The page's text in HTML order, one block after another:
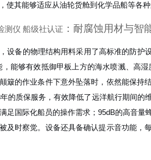
使其能够适应从油轮货舱到化学品船等各种
测仪 船级社认证 ：耐腐蚀用材与智
设备的物理结构用料采用了高标准的防护
，能够有效抵御甲板上方的海水喷溅、高
簸的作业条件下意外坠落时，依然能保持
的质保服务，有效降低了远洋航行期间的
足国际化船员的操作需求；95dB的高音
及时察觉。设备还具备确认提示音功能，